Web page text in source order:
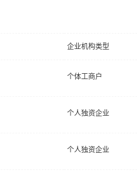
企业机构类型
个体工商户
个人独资企业
个人独资企业